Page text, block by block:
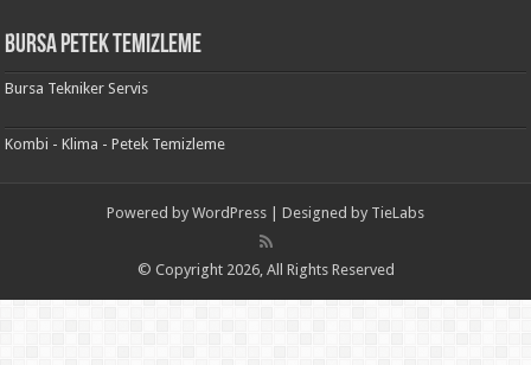
Bursa Petek Temizleme
Bursa Tekniker Servis
Kombi - Klima - Petek Temizleme
Powered by WordPress | Designed by TieLabs
© Copyright 2026, All Rights Reserved